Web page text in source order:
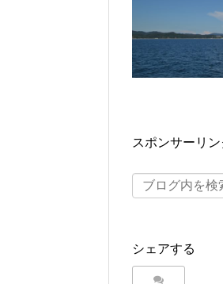
スポンサーリン
シェアする